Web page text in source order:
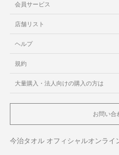
会員サービス
店舗リスト
ヘルプ
規約
大量購入・法人向けの購入の方は
お問い合
今治タオル オフィシャルオンライ